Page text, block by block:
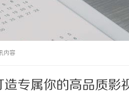
内容
专属你的高品质影